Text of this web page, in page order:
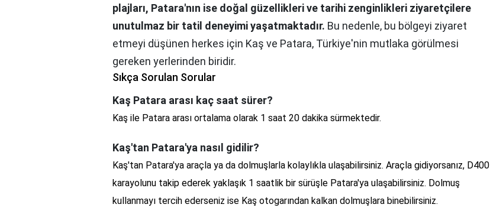
plajları, Patara'nın ise doğal güzellikleri ve tarihi zenginlikleri ziyaretçilere
unutulmaz bir tatil deneyimi yaşatmaktadır. Bu nedenle, bu bölgeyi ziyaret
etmeyi düşünen herkes için Kaş ve Patara, Türkiye'nin mutlaka görülmesi
gereken yerlerinden biridir.
Sıkça Sorulan Sorular
Kaş Patara arası kaç saat sürer?
Kaş ile Patara arası ortalama olarak 1 saat 20 dakika sürmektedir.
Kaş'tan Patara'ya nasıl gidilir?
Kaş'tan Patara'ya araçla ya da dolmuşlarla kolaylıkla ulaşabilirsiniz. Araçla gidiyorsanız, D400
karayolunu takip ederek yaklaşık 1 saatlik bir sürüşle Patara'ya ulaşabilirsiniz. Dolmuş
kullanmayı tercih ederseniz ise Kaş otogarından kalkan dolmuşlara binebilirsiniz.